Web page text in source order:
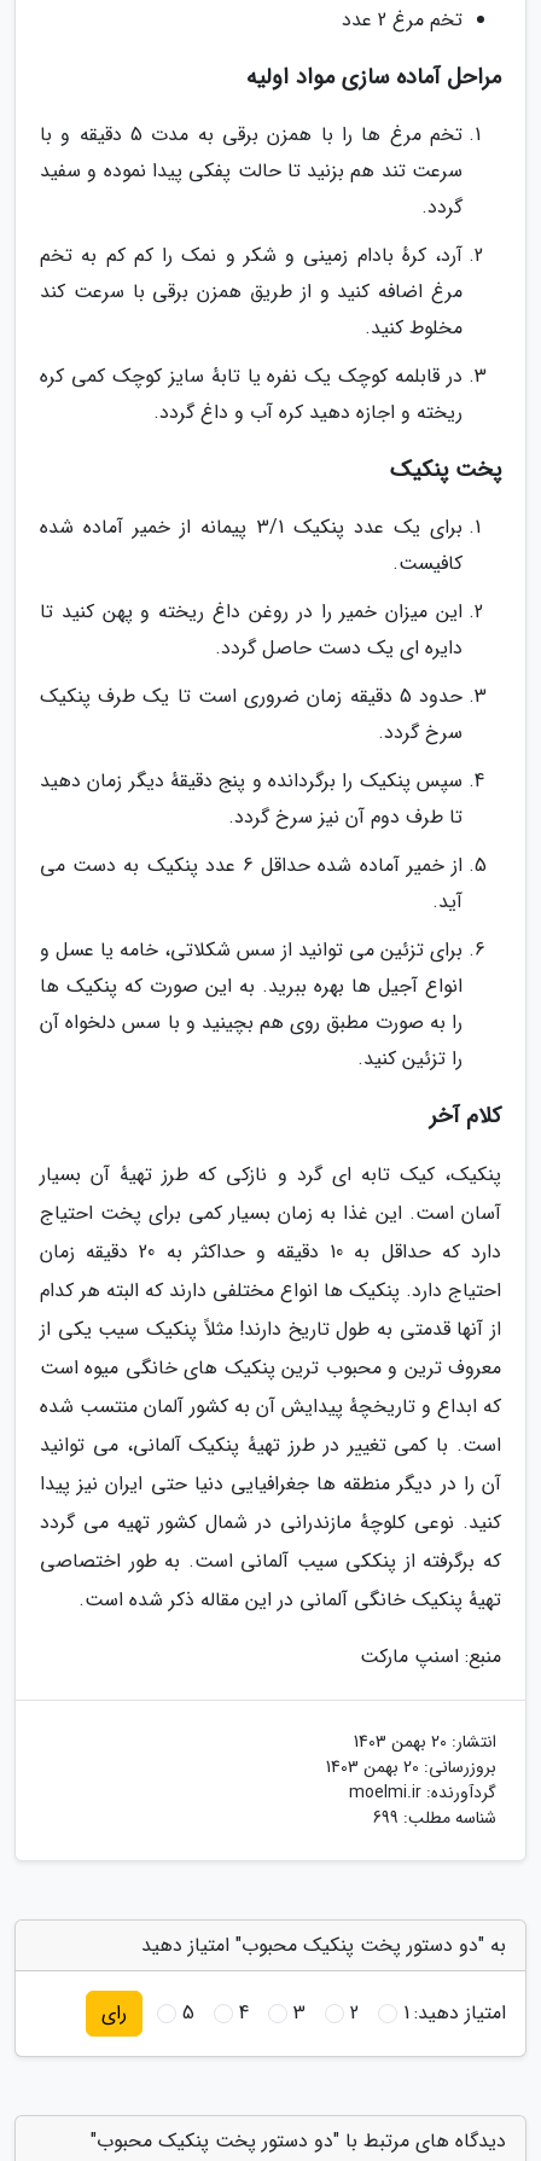
تخم مرغ 2 عدد
مراحل آماده سازی مواد اولیه
تخم مرغ ها را با همزن برقی به مدت 5 دقیقه و با
سرعت تند هم بزنید تا حالت پفکی پیدا نموده و سفید
گردد.
آرد، کرهٔ بادام زمینی و شکر و نمک را کم کم به تخم
مرغ اضافه کنید و از طریق همزن برقی با سرعت کند
مخلوط کنید.
در قابلمه کوچک یک نفره یا تابهٔ سایز کوچک کمی کره
ریخته و اجازه دهید کره آب و داغ گردد.
پخت پنکیک
برای یک عدد پنکیک 3/1 پیمانه از خمیر آماده شده
کافیست.
این میزان خمیر را در روغن داغ ریخته و پهن کنید تا
دایره ای یک دست حاصل گردد.
حدود 5 دقیقه زمان ضروری است تا یک طرف پنکیک
سرخ گردد.
سپس پنکیک را برگردانده و پنج دقیقهٔ دیگر زمان دهید
تا طرف دوم آن نیز سرخ گردد.
از خمیر آماده شده حداقل 6 عدد پنکیک به دست می
آید.
برای تزئین می توانید از سس شکلاتی، خامه یا عسل و
انواع آجیل ها بهره ببرید. به این صورت که پنکیک ها
را به صورت مطبق روی هم بچینید و با سس دلخواه آن
را تزئین کنید.
کلام آخر
پنکیک، کیک تابه ای گرد و نازکی که طرز تهیهٔ آن بسیار
آسان است. این غذا به زمان بسیار کمی برای پخت احتیاج
دارد که حداقل به 10 دقیقه و حداکثر به 20 دقیقه زمان
احتیاج دارد. پنکیک ها انواع مختلفی دارند که البته هر کدام
از آنها قدمتی به طول تاریخ دارند! مثلاً پنکیک سیب یکی از
معروف ترین و محبوب ترین پنکیک های خانگی میوه است
که ابداع و تاریخچهٔ پیدایش آن به کشور آلمان منتسب شده
است. با کمی تغییر در طرز تهیهٔ پنکیک آلمانی، می توانید
آن را در دیگر منطقه ها جغرافیایی دنیا حتی ایران نیز پیدا
کنید. نوعی کلوچهٔ مازندرانی در شمال کشور تهیه می گردد
که برگرفته از پنککی سیب آلمانی است. به طور اختصاصی
تهیهٔ پنکیک خانگی آلمانی در این مقاله ذکر شده است.
منبع: اسنپ مارکت
انتشار: 20 بهمن 1403
بروزرسانی: 20 بهمن 1403
گردآورنده: moelmi.ir
شناسه مطلب: 699
به "دو دستور پخت پنکیک محبوب" امتیاز دهید
امتیاز دهید:1
2
3
4
5 رای
دیدگاه های مرتبط با "دو دستور پخت پنکیک محبوب"